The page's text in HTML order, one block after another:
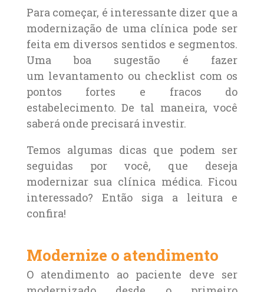
Para começar, é interessante dizer que a
modernização de uma clínica pode ser
feita em diversos sentidos e segmentos.
Uma boa sugestão é fazer
um levantamento ou checklist com os
pontos fortes e fracos do
estabelecimento. De tal maneira, você
saberá onde precisará investir.
Temos algumas dicas que podem ser
seguidas por você, que deseja
modernizar sua clínica médica. Ficou
interessado? Então siga a leitura e
confira!
Modernize o atendimento
O atendimento ao paciente deve ser